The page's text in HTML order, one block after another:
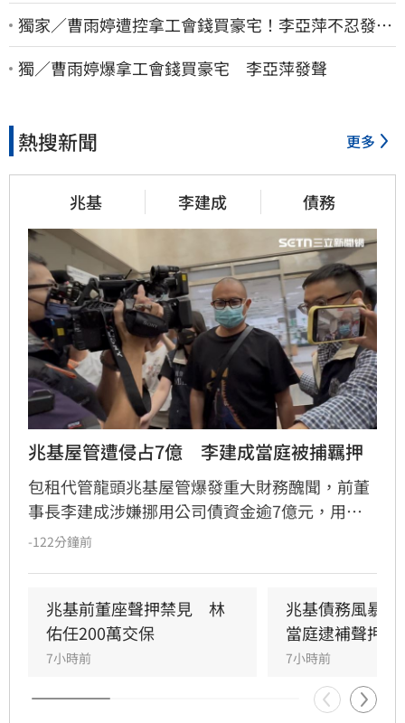
獨家／曹雨婷遭控拿工會錢買豪宅！李亞萍不忍發
聲：余天管工會都貼錢
獨／曹雨婷爆拿工會錢買豪宅 李亞萍發聲
熱搜新聞 更多
兆基 李建成 債務
兆基屋管遭侵占7億　李建成當庭被捕羈押
包租代管龍頭兆基屋管爆發重大財務醜聞，前董
事長李建成涉嫌挪用公司債資金逾7億元，用於
個人私用及支付前妻生活費，遭檢方依背信、侵
-122分鐘前
兆基前董座聲押禁見　林
佑任200萬交保
7小時前
兆基債務風暴
當庭逮補聲押禁
7小時前